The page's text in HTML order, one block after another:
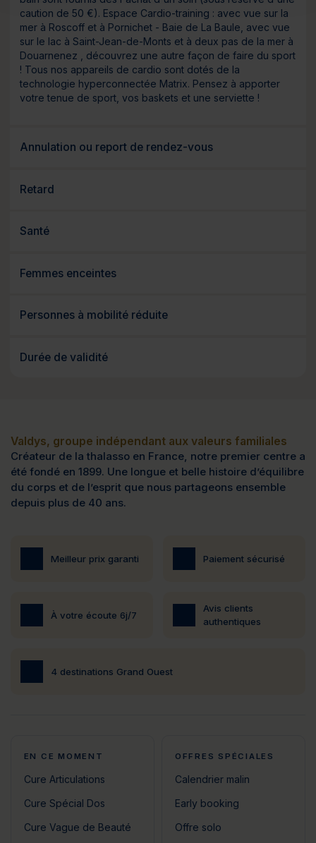
Annulation ou report de rendez-vous
Retard
Santé
Femmes enceintes
Personnes à mobilité réduite
Durée de validité
caution de 50 €). Espace Cardio-training : avec vue sur la
mer à Roscoff et à Pornichet - Baie de La Baule, avec vue
sur le lac à Saint-Jean-de-Monts et à deux pas de la mer à
Douarnenez , découvrez une autre façon de faire du sport
! Tous nos appareils de cardio sont dotés de la
technologie hyperconnectée Matrix. Pensez à apporter
votre tenue de sport, vos baskets et une serviette !
Valdys, groupe indépendant aux valeurs familiales
Créateur de la thalasso en France, notre premier centre a
été fondé en 1899. Une longue et belle histoire d’équilibre
du corps et de l’esprit que nous partageons ensemble
depuis plus de 40 ans.
Meilleur prix garanti Paiement sécurisé
À votre écoute 6j/7
Avis clients
authentiques
4 destinations Grand Ouest
EN CE MOMENT
Cure Articulations
Cure Spécial Dos
Cure Vague de Beauté
OFFRES SPÉCIALES
Calendrier malin
Early booking
Offre solo